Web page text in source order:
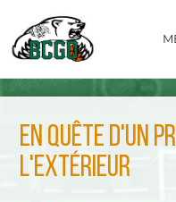
EN QUÊTE D'UN
L'EXTÉRIEUR